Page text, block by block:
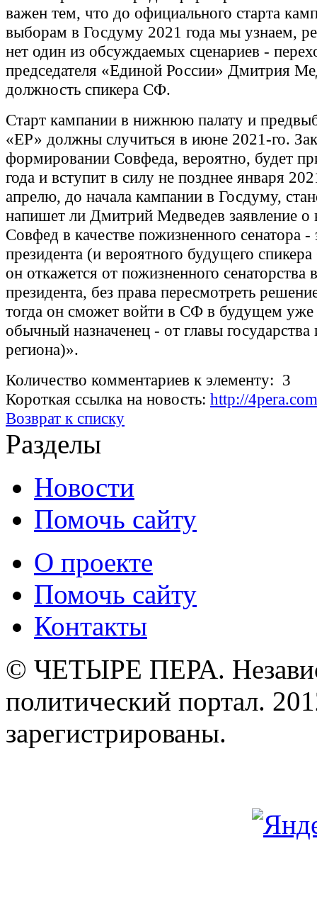
важен тем, что до официального старта
выборам в Госдуму 2021 года мы узнаем,
нет один из обсуждаемых сценариев -
председателя «Единой России» Дмитрия
должность спикера СФ.
Старт кампании в нижнюю палату и
«ЕР» должны случиться в июне 2021-го.
формировании Совфеда, вероятно, будет
года и вступит в силу не позднее января
апрелю, до начала кампании в Госдуму,
напишет ли Дмитрий Медведев заявление о
Совфед в качестве пожизненного сенатора -
президента (и вероятного будущего
он откажется от пожизненного сенаторства
президента, без права пересмотреть
тогда он сможет войти в СФ в будущем уже
обычный назначенец - от главы государства
региона)».
Количество комментариев к элементу: 3
Короткая ссылка на новость: http://
Возврат к списку
Разделы
Новости
Помочь сайту
О проекте
Помочь сайту
Контакты
© ЧЕТЫРЕ ПЕРА.
политический портал.
зарегистрированы.